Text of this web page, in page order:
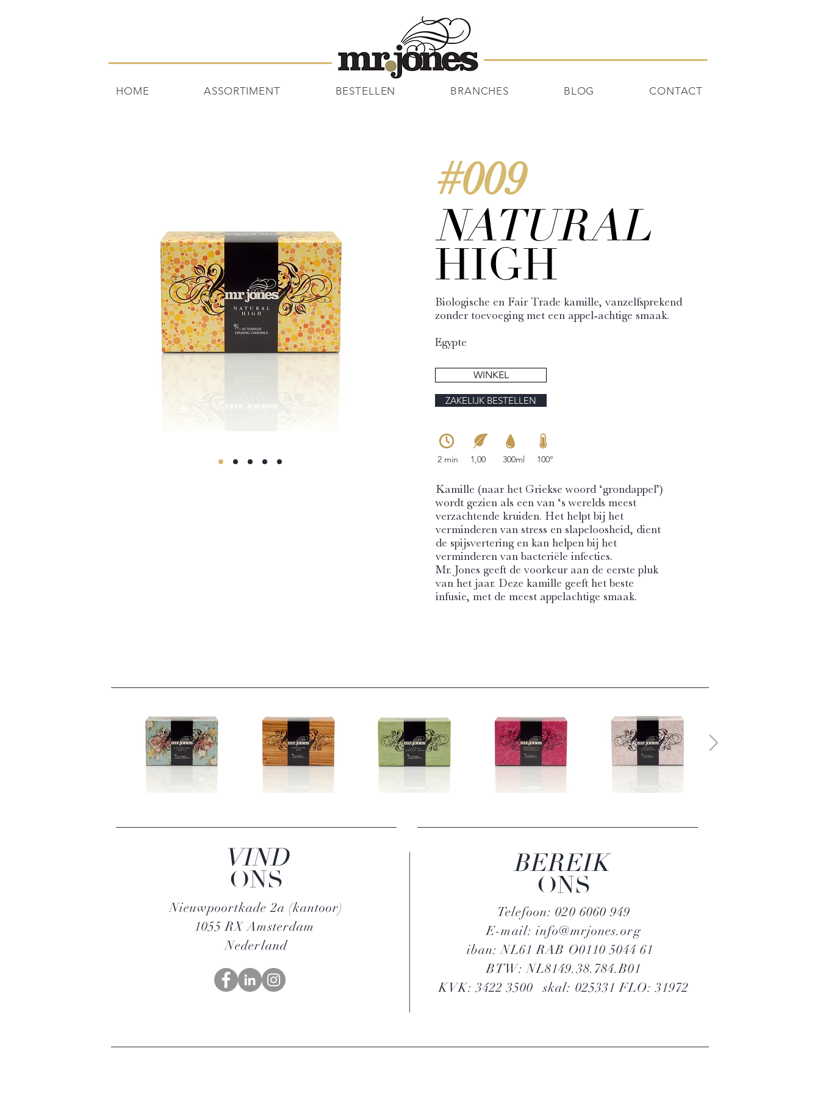
HOME ASSORTIMENT BESTELLEN BRANCHES BLOG CONTACT
Biologische en Fair Trade kamille, vanzelfsprekend
zonder toevoeging met een appel-achtige smaak.
Egypte
#009
NATURAL
HIGH
WINKEL
ZAKELIJK BESTELLEN
2 min 1,00 300ml 100°
Kamille (naar het Griekse woord ‘grondappel’)
wordt gezien als een van ‘s werelds meest
verzachtende kruiden. Het helpt bij het
verminderen van stress en slapeloosheid, dient
de spijsvertering en kan helpen bij het
verminderen van bacteriële infecties.
Mr. Jones geeft de voorkeur aan de eerste pluk
van het jaar. Deze kamille geeft het beste
infusie, met de meest appelachtige smaak.
VIND
ONS
Nieuwpoortkade 2a (kantoor)
1055 RX Amsterdam
Nederland
BEREIK
ONS
Telefoon: 020 6060 949
E-mail: info@mrjones.org
iban: NL61 RAB O0110 5044 61
BTW: NL8149.38.784.B01
KVK: 3422 3500
skal: 025331FLO: 31972